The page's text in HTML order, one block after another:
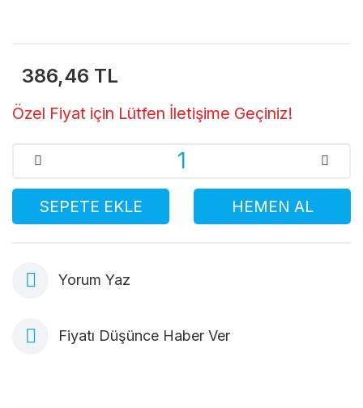
386,46 TL
Özel Fiyat için Lütfen İletişime Geçiniz!
SEPETE EKLE HEMEN AL
Yorum Yaz
Fiyatı Düşünce Haber Ver